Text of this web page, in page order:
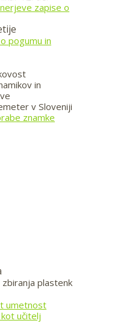
zapise o
pogumu in
in
v Sloveniji
znamke
zbiranja plastenk
umetnost
učitelj